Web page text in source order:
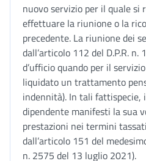
nuovo servizio per il quale si
effettuare la riunione o la
precedente. La riunione dei
dall’articolo 112 del D.P.R.
d’ufficio quando per il
liquidato un trattamento
indennità). In tali fattispecie,
dipendente manifesti la sua
prestazioni nei termini
dall’articolo 151 del
n. 2575 del 13 luglio 2021).